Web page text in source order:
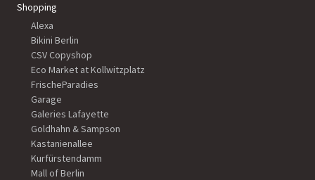
Shopping
Alexa
Bikini Berlin
CSV Copyshop
Eco Market at Kollwitzplatz
FrischeParadies
Garage
Galeries Lafayette
Goldhahn & Sampson
Kastanienallee
Kurfürstendamm
Mall of Berlin